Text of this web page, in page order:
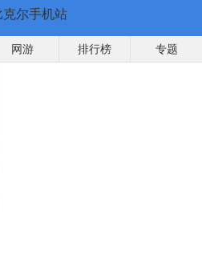
网游 排行榜 专题